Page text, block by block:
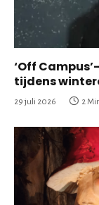
‘Off
tijdens
29 juli 2026 2